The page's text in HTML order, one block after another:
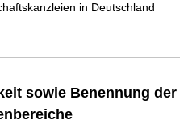
in Deutschland
sowie Benennung der